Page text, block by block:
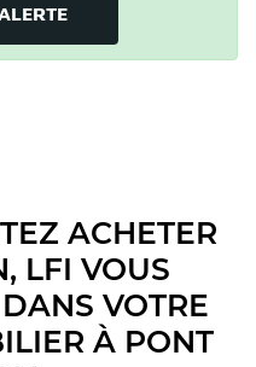
ACHETER
LFI VOUS
VOTRE
À PONT